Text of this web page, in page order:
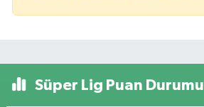
Süper Lig Puan Durumu